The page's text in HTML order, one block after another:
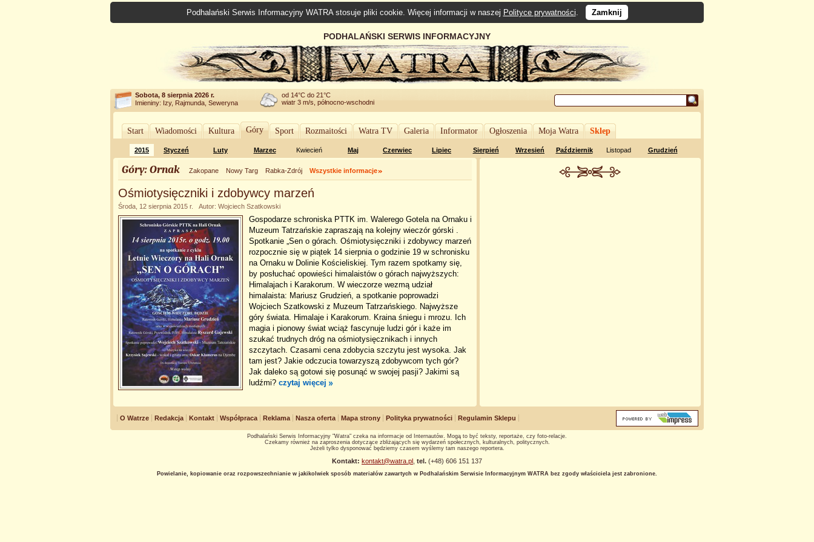
Podhalański Serwis Informacyjny WATRA stosuje pliki cookie. Więcej informacji w naszej Polityce prywatności. Zamknij
PODHALAŃSKI SERWIS INFORMACYJNY
Sobota, 8 sierpnia 2026 r.
Imieniny: Izy, Rajmunda, Seweryna
od 14°C do 21°C
wiatr 3 m/s, północno-wschodni
Start Wiadomości Kultura Góry Sport Rozmaitości Watra TV Galeria Informator Ogłoszenia Moja Watra Sklep
2015 Styczeń Luty Marzec Kwiecień Maj Czerwiec Lipiec Sierpień Wrzesień Październik Listopad Grudzień
Góry: Ornak Zakopane Nowy Targ Rabka-Zdrój Wszystkie informacje
Ośmiotysięczniki i zdobywcy marzeń
Środa, 12 sierpnia 2015 r. Autor: Wojciech Szatkowski
Gospodarze schroniska PTTK im. Walerego Gotela na Ornaku i
Muzeum Tatrzańskie zapraszają na kolejny wieczór górski .
Spotkanie „Sen o górach. Ośmiotysięczniki i zdobywcy marzeń
rozpocznie się w piątek 14 sierpnia o godzinie 19 w schronisku
na Ornaku w Dolinie Kościeliskiej. Tym razem spotkamy się,
by posłuchać opowieści himalaistów o górach najwyższych:
Himalajach i Karakorum. W wieczorze wezmą udział
himalaista: Mariusz Grudzień, a spotkanie poprowadzi
Wojciech Szatkowski z Muzeum Tatrzańskiego. Najwyższe
góry świata. Himalaje i Karakorum. Kraina śniegu i mrozu. Ich
magia i pionowy świat wciąż fascynuje ludzi gór i każe im
szukać trudnych dróg na ośmiotysięcznikach i innych
szczytach. Czasami cena zdobycia szczytu jest wysoka. Jak
tam jest? Jakie odczucia towarzyszą zdobywcom tych gór?
Jak daleko są gotowi się posunąć w swojej pasji? Jakimi są
ludźmi? czytaj więcej
O Watrze Redakcja Kontakt Współpraca Reklama Nasza oferta Mapa strony Polityka prywatności Regulamin Sklepu
Podhalański Serwis Informacyjny "Watra" czeka na informacje od Internautów. Mogą to być teksty, reportaże, czy foto-relacje.
Czekamy również na zaproszenia dotyczące zbliżających się wydarzeń społecznych, kulturalnych, politycznych.
Jeżeli tylko dysponować będziemy czasem wyślemy tam naszego reportera.
Kontakt: kontakt@watra.pl tel. (+48) 606 151 137
Powielanie, kopiowanie oraz rozpowszechnianie w jakikolwiek sposób materiałów zawartych w Podhalańskim Serwisie Informacyjnym WATRA bez zgody właściciela jest zabronione.